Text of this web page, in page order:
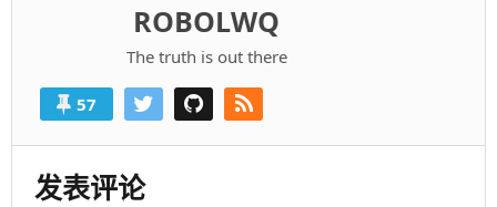
ROBOLWQ
The truth is out there
57
发表评论